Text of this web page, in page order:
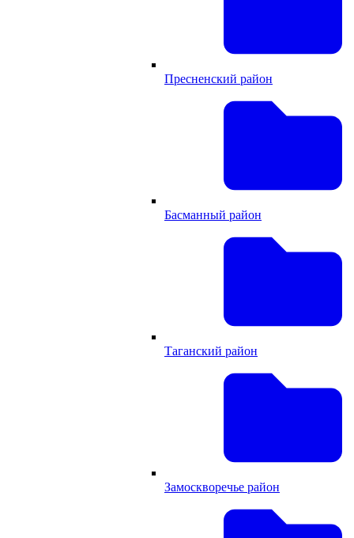
Пресненский район
Басманный район
Таганский район
Замоскворечье район